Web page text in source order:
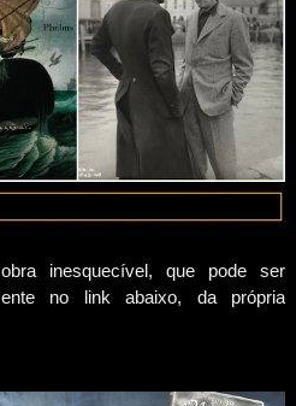
inesquecível, que pode ser
no link abaixo, da própria